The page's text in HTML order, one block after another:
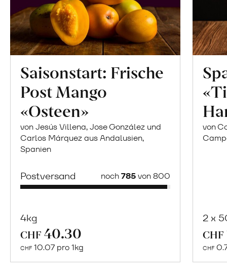
Saisonstart: Frische
Post Mango
«Osteen»
von Jesús Villena, Jose González und
Carlos Márquez aus Andalusien,
Spanien
Postversand noch785von 800
4kg
CHF 40.30
CHF 10.07 pro 1kg
Naturbelassene
von
2 x
CHF
CHF